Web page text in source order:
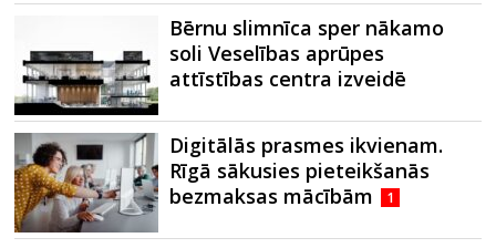
Bērnu slimnīca sper nākamo
soli Veselības aprūpes
attīstības centra izveidē
Digitālās prasmes ikvienam.
Rīgā sākusies pieteikšanās
bezmaksas mācībām
1